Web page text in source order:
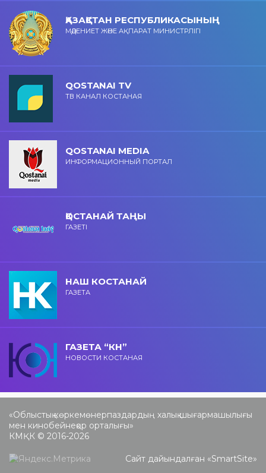
ҚАЗАҚСТАН РЕСПУБЛИКАСЫНЫҢ
МӘДЕНИЕТ ЖӘНЕ АҚПАРАТ МИНИСТРЛІГІ
QOSTANAI TV
ТВ КАНАЛ КОСТАНАЯ
QOSTANAI MEDIA
ИНФОРМАЦИОННЫЙ ПОРТАЛ
ҚОСТАНАЙ ТАҢЫ
ГАЗЕТІ
НАШ КОСТАНАЙ
ГАЗЕТА
ГАЗЕТА “КН”
НОВОСТИ КОСТАНАЯ
«Облыстық көркемөнерпаздардың халық шығармашылығы
мен кинобейнеқор орталығы»
КМҚК © 2016-2026
Сайт дайындалған «SmartSite»